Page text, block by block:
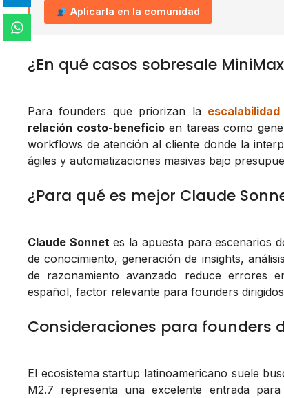
Aplicarla en la comunidad
¿En qué casos sobresale
Para founders que priorizan la escalabilidad
relación costo-beneficioen tareas como
workflows de atención al cliente donde la
ágiles y automatizaciones masivas bajo
¿Para qué es mejor Claude
Claude Sonnetes la apuesta para escenarios
de conocimiento, generación de insights,
de razonamiento avanzado reduce errores
español, factor relevante para founders
Consideraciones para founders
El ecosistema startup latinoamericano suele
M2.7 representa una excelente entrada